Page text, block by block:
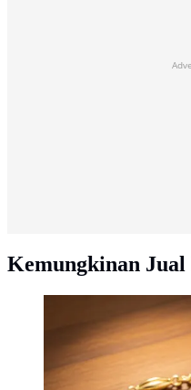
Kemungkinan Jual
Gelang Emas Rantai
(Foto: Gemini AI)